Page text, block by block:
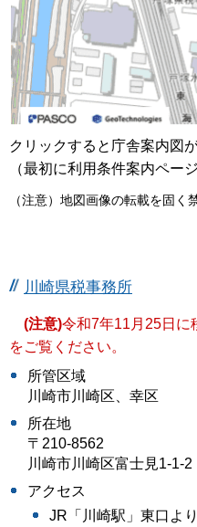
クリックすると庁舎案内図
（最初に利用条件案内ペー
（注意）地図画像の転載を固く
川崎県税事務所
(注意)令和7年11月25日に
をご覧ください。
所管区域
川崎市川崎区、幸区
所在地
〒210-8562
川崎市川崎区富士見1-1-2
アクセス
JR「川崎駅」東口よ